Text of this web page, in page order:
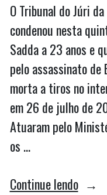
O Tribunal do Júri
condenou nesta
Sadda a 23 anos e
pelo assassinato de
morta a tiros no
em 26 de julho de
Atuaram pelo
os …
Continue lendo“Ex-